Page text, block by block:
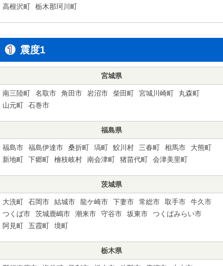
高根沢町
栃木那珂川町
震度1
宮城県
南三陸町 名取市 角田市 岩沼市 柴田町 宮城川崎町
丸森町
山元町
石巻市
福島県
福島市 福島伊達市 桑折町 塙町 鮫川村 三春町 相馬市
大熊町
新地町
下郷町 檜枝岐村 南会津町 猪苗代町 会津美里町
茨城県
大洗町 石岡市 結城市 龍ケ崎市 下妻市 常総市 取手市
牛久市
つくば市
茨城鹿嶋市 潮来市 守谷市 坂東市
つくばみらい市
阿見町
五霞町 境町
栃木県